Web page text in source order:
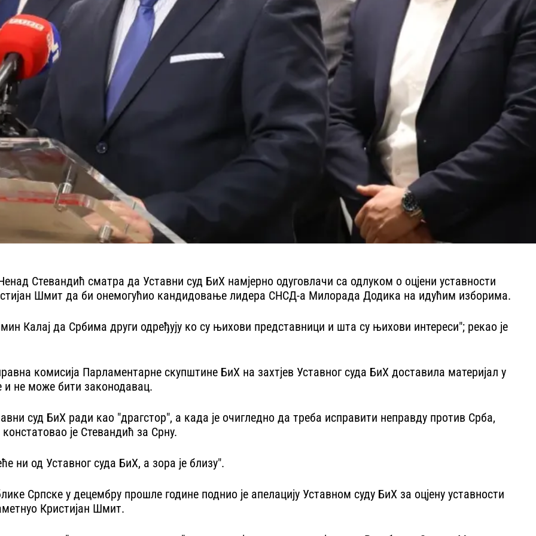
Стевандић сматра да Уставни суд БиХ намјерно одуговлачи са одлуком о оцјени уставности
Шмит да би онемогућио кандидовање лидера СНСД-а Милорада Додика на идућим изборима.
Калај да Србима други одређују ко су њихови представници и шта су њихови интереси"; рекао је
комисија Парламентарне скупштине БиХ на захтјев Уставног суда БиХ доставила материјал у
не може бити законодавац.
суд БиХ ради као "драгстор", а када је очигледно да треба исправити неправду против Срба,
је Стевандић за Срну.
ни од Уставног суда БиХ, а зора је близу".
Српске у децембру прошле године поднио је апелацију Уставном суду БиХ за оцјену уставности
Кристијан Шмит.